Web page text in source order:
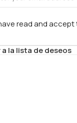
read and accept
la lista de deseos